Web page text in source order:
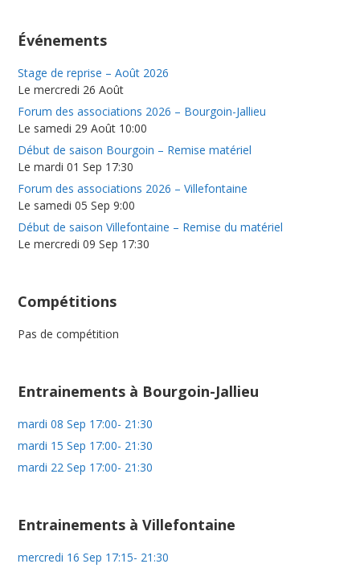
Événements
Stage de reprise – Août 2026
Le mercredi 26 Août
Forum des associations 2026 – Bourgoin-Jallieu
Le samedi 29 Août 10:00
Début de saison Bourgoin – Remise matériel
Le mardi 01 Sep 17:30
Forum des associations 2026 – Villefontaine
Le samedi 05 Sep 9:00
Début de saison Villefontaine – Remise du matériel
Le mercredi 09 Sep 17:30
Compétitions
Pas de compétition
Entrainements à Bourgoin-Jallieu
mardi 08 Sep 17:00- 21:30
mardi 15 Sep 17:00- 21:30
mardi 22 Sep 17:00- 21:30
Entrainements à Villefontaine
mercredi 16 Sep 17:15- 21:30